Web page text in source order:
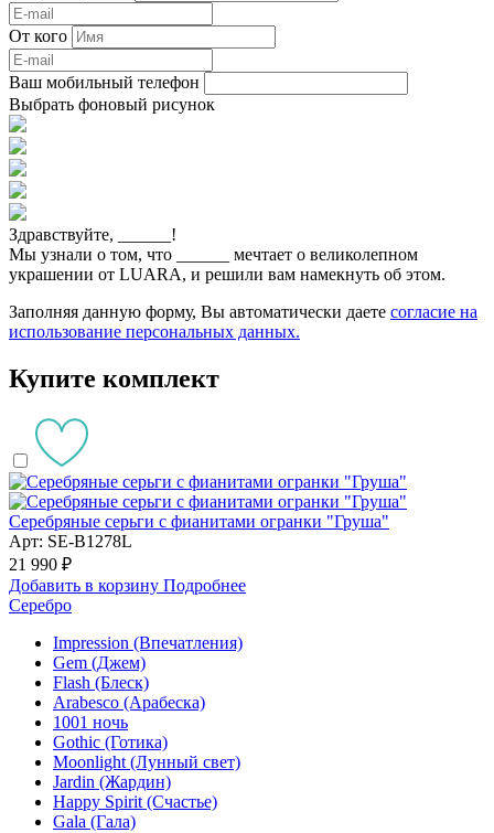
От кого
Ваш мобильный телефон
Выбрать фоновый рисунок
Здравствуйте,
!
Мы узнали о том, что
мечтает о великолепном
украшении от LUARA, и решили вам намекнуть об этом.
Заполняя данную форму, Вы автоматически даете согласие на
использование персональных данных.
Купите комплект
Серебряные серьги с фианитами огранки "Груша"
Арт: SE-B1278L
21 990 ₽
Добавить в корзину Подробнее
Серебро
Impression (Впечатления)
Gem (Джем)
Flash (Блеск)
Arabesco (Арабеска)
1001 ночь
Gothic (Готика)
Moonlight (Лунный свет)
Jardin (Жардин)
Happy Spirit (Счастье)
Gala (Гала)